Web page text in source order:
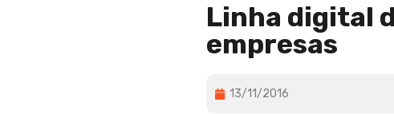
Linha digital
empresas
13/11/2016